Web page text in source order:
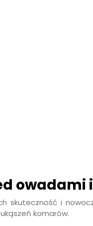
owadami
i
komarów.